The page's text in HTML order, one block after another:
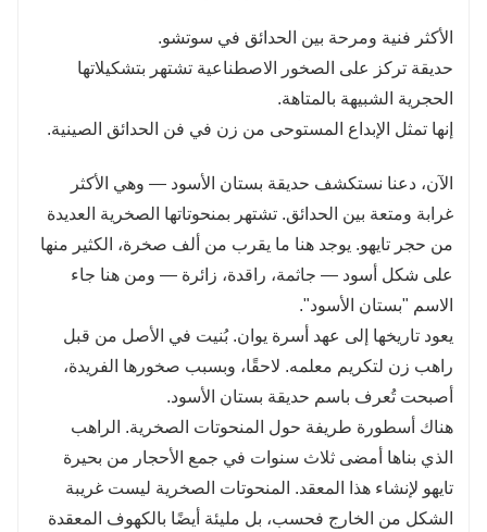
الأكثر فنية ومرحة بين الحدائق في سوتشو.
حديقة تركز على الصخور الاصطناعية تشتهر بتشكيلاتها
الحجرية الشبيهة بالمتاهة.
إنها تمثل الإبداع المستوحى من زن في فن الحدائق الصينية.
الآن، دعنا نستكشف حديقة بستان الأسود — وهي الأكثر
غرابة ومتعة بين الحدائق. تشتهر بمنحوتاتها الصخرية العديدة
من حجر تايهو. يوجد هنا ما يقرب من ألف صخرة، الكثير منها
على شكل أسود — جاثمة، راقدة، زائرة — ومن هنا جاء
الاسم "بستان الأسود".
يعود تاريخها إلى عهد أسرة يوان. بُنيت في الأصل من قبل
راهب زن لتكريم معلمه. لاحقًا، وبسبب صخورها الفريدة،
أصبحت تُعرف باسم حديقة بستان الأسود.
هناك أسطورة طريفة حول المنحوتات الصخرية. الراهب
الذي بناها أمضى ثلاث سنوات في جمع الأحجار من بحيرة
تايهو لإنشاء هذا المعقد. المنحوتات الصخرية ليست غريبة
الشكل من الخارج فحسب، بل مليئة أيضًا بالكهوف المعقدة